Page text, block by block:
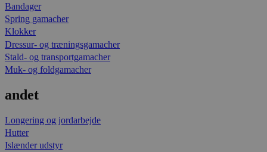
Bandager
Spring gamacher
Klokker
Dressur- og træningsgamacher
Stald- og transportgamacher
Muk- og foldgamacher
andet
Longering og jordarbejde
Hutter
Islænder udstyr